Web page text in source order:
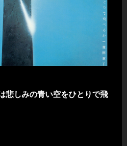
悲しみの青い空をひとりで飛